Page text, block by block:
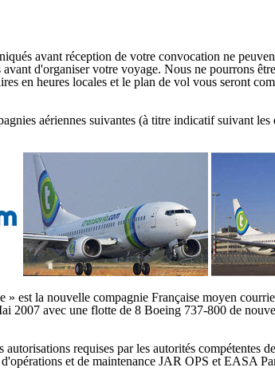
avant réception de votre convocation ne
d'organiser votre voyage. Nous ne pourrons
en heures locales et le plan de vol vous seront
aériennes suivantes (à titre indicatif suivant
» est la nouvelle compagnie Française moyen
2007 avec une flotte de 8 Boeing 737-800 de
autorisations requises par les autorités
et de maintenance JAR OPS et EASA